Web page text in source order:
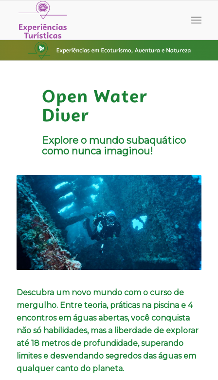
Open Water
Diver
Explore o mundo subaquático
como nunca imaginou!
Descubra um novo mundo com o curso de
mergulho. Entre teoria, práticas na piscina e 4
encontros em águas abertas, você conquista
não só habilidades, mas a liberdade de explorar
até 18 metros de profundidade, superando
limites e desvendando segredos das águas em
qualquer canto do planeta.